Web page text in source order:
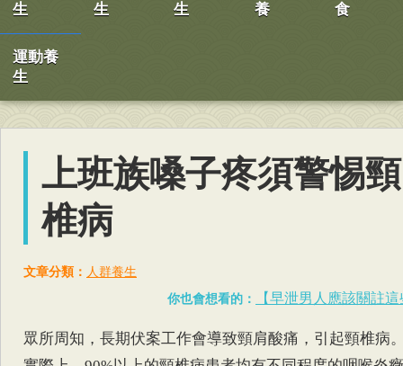
生
生
生
養
食
運動養
生
上班族嗓子疼須警惕頸
椎病
文章分類： 人群養生
你也會想看的：
【早泄男人應該關註
眾所周知，長期伏案工作會導致頸肩酸痛，引起頸椎病